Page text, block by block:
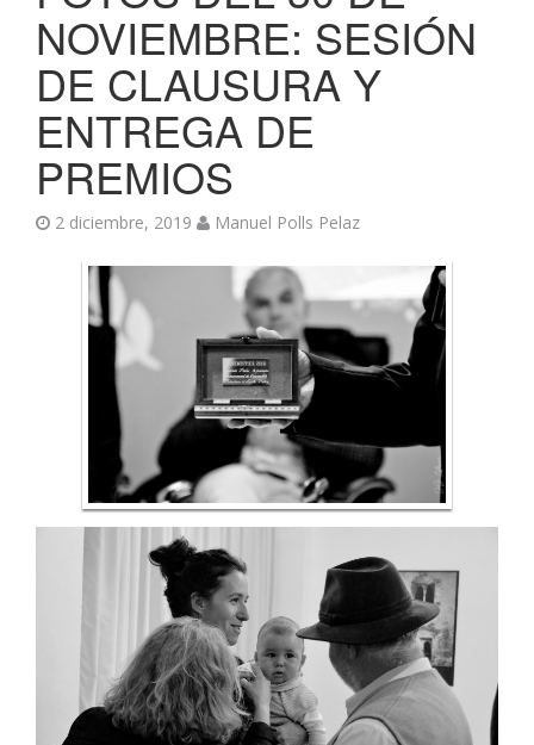
NOVIEMBRE: SESIÓN
DE CLAUSURA Y
ENTREGA DE
PREMIOS
2 diciembre, 2019 Manuel Polls Pelaz